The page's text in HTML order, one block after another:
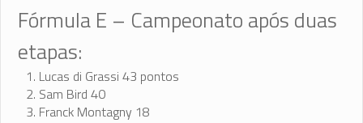
Fórmula E – Campeonato após duas
etapas:
Lucas di Grassi 43 pontos
Sam Bird 40
Franck Montagny 18